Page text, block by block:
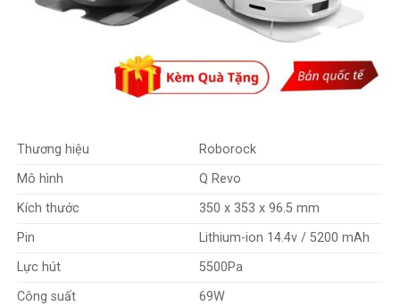
QRevo S sẽ là sự lựa chọn
hàng đầu cho việc làm sạch nhà cửa với nhiều ưu điểm nổi trội
Trạm sạc đa năng 6 trong 1
Công nghệ lau xoay 200 vòng/ phút
Thương hiệu
Roborock
Mô hình
Q Revo
Kích thước
350 x 353 x 96.5 mm
Pin
Lithium-ion 14.4v / 5200 mAh
Lực hút
5500Pa
Công suất
69W